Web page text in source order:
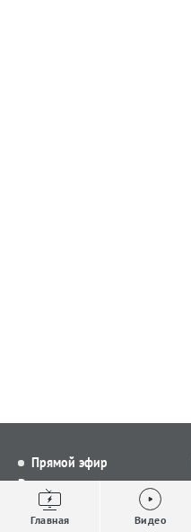
Прямой эфир
Видео
Выпуски новостей
Проекты
Главная Видео